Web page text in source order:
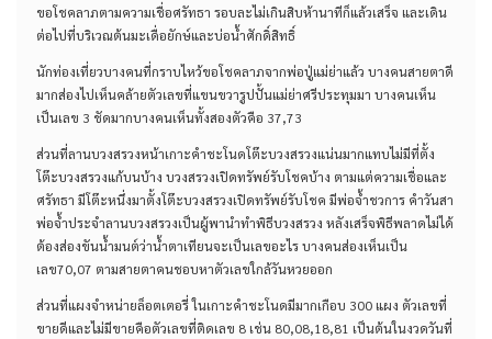
ขอโชคลาภตามความเชื่อศรัทธา รอบละไม่เกินสิบห้านาทีก็แล้วเสร็จ และเดิน
ต่อไปที่บริเวณต้นมะเดื่อยักษ์และบ่อน้ำศักดิ์สิทธิ์
นักท่องเที่ยวบางคนที่กราบไหว้ขอโชคลาภจากพ่อปู่แม่ย่าแล้ว บางคนสายตาดี
มากส่องไปเห็นคล้ายตัวเลขที่แขนขวารูปปั้นแม่ย่าศรีประทุมมา บางคนเห็น
เป็นเลข 3 ชัดมากบางคนเห็นทั้งสองตัวคือ 37,73
ส่วนที่ลานบวงสรวงหน้าเกาะคำชะโนดโต๊ะบวงสรวงแน่นมากแทบไม่มีที่ตั้ง
โต๊ะบวงสรวงแก้บนบ้าง บวงสรวงเปิดทรัพย์รับโชคบ้าง ตามแต่ความเชื่อและ
ศรัทธา มีโต๊ะหนึ่งมาตั้งโต๊ะบวงสรวงเปิดทรัพย์รับโชค มีพ่อจ้ำชวการ คำวันสา
พ่อจ้ำประจำลานบวงสรวงเป็นผู้พานำทำพิธีบวงสรวง หลังเสร็จพิธีพลาดไม่ได้
ต้องส่องขันน้ำมนต์ว่าน้ำตาเทียนจะเป็นเลขอะไร บางคนส่องเห็นเป็น
เลข70,07 ตามสายตาคนชอบหาตัวเลขใกล้วันหวยออก
ส่วนที่แผงจำหน่ายล็อตเตอรี่ ในเกาะคำชะโนดมีมากเกือบ 300 แผง ตัวเลขที่
ขายดีและไม่มีขายคือตัวเลขที่ติดเลข 8 เช่น 80,08,18,81 เป็นต้นในงวดวันที่